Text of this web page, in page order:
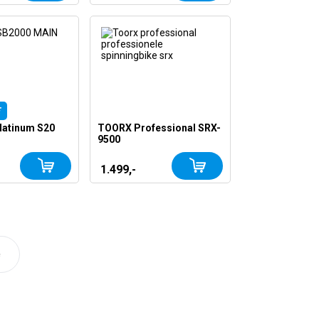
S20
TOORX Professional SRX-
9500
1.499,-